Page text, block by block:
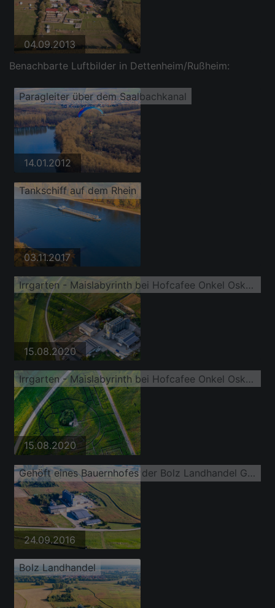
04.09.2013
Benachbarte Luftbilder in Dettenheim/Rußheim:
Paragleiter über dem Saalbachkanal
14.01.2012
Tankschiff auf dem Rhein
03.11.2017
Irrgarten - Maislabyrinth bei Hofcafee Onkel Oskar der Bolz Landhandel GmbH auf einem Feld
15.08.2020
Irrgarten - Maislabyrinth bei Hofcafee Onkel Oskar der Bolz Landhandel GmbH auf einem Feld
15.08.2020
Gehöft eines Bauernhofes der Bolz Landhandel GmbH im Ortsteil Liedolsheim
24.09.2016
Bolz Landhandel